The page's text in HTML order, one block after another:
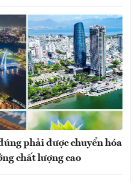
phải được chuyển hóa
chất lượng cao